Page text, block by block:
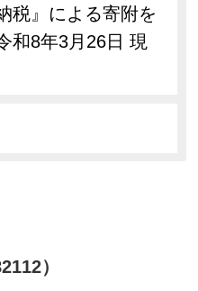
税』による寄附を
和8年3月26日 現
）